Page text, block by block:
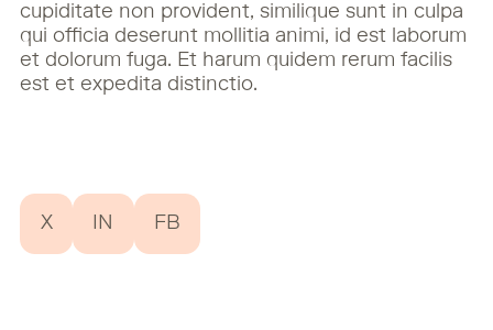
cupiditate non provident, similique sunt in culpa
qui officia deserunt mollitia animi, id est laborum
et dolorum fuga. Et harum quidem rerum facilis
est et expedita distinctio.
X IN FB